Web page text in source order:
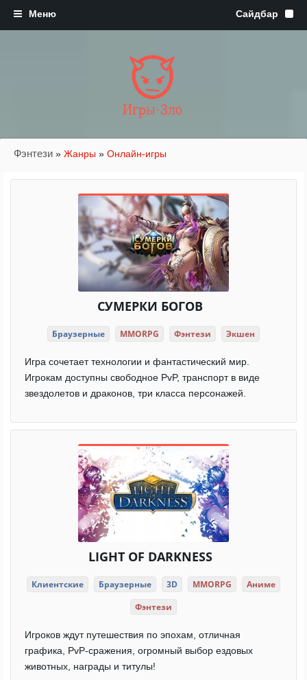
Игры·Зло
Фэнтези » Жанры » Онлайн-игры
СУМЕРКИ БОГОВ
Браузерные MMORPG Фэнтези Экшен
Игра сочетает технологии и фантастический мир.
Игрокам доступны свободное PvP, транспорт в виде
звездолетов и драконов, три класса персонажей.
LIGHT OF DARKNESS
Клиентские Браузерные 3D MMORPG
Аниме
Фэнтези
Игроков ждут путешествия по эпохам, отличная
графика, PvP-сражения, огромный выбор ездовых
животных, награды и титулы!